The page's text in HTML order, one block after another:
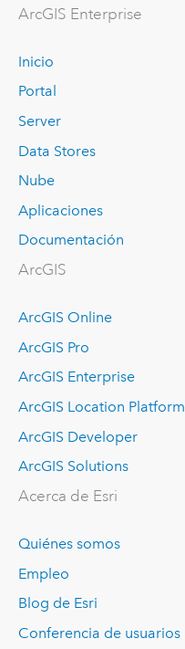
ArcGIS Enterprise
Inicio
Portal
Server
Data Stores
Nube
Aplicaciones
Documentación
ArcGIS
ArcGIS Online
ArcGIS Pro
ArcGIS Enterprise
ArcGIS Location Platform
ArcGIS Developer
ArcGIS Solutions
Acerca de Esri
Quiénes somos
Empleo
Blog de Esri
Conferencia de usuarios